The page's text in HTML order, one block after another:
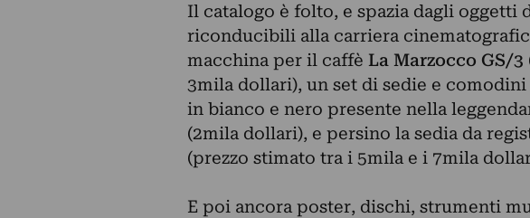
Il catalogo è folto, e spazia dagli oggetti
riconducibili alla carriera
macchina per il caffè La Marzocco GS/3
3mila dollari), un set di sedie e
in bianco e nero presente nella
(2mila dollari), e persino la sedia da
(prezzo stimato tra i 5mila e i 7mila
E poi ancora poster, dischi, strumenti